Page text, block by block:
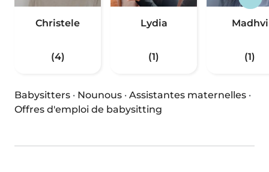
Christele
(4)
Lydia
(1)
Madhvi
(1)
Babysitters · Nounous · Assistantes maternelles ·
Offres d'emploi de babysitting